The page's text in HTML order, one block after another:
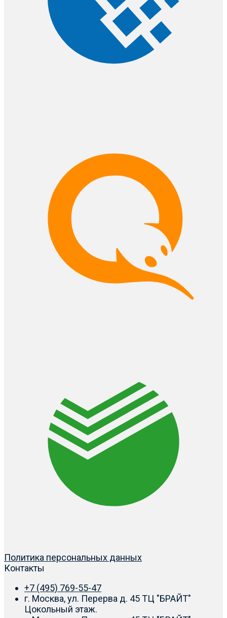
Политика персональных данных
Контакты
+7 (495) 769-55-47
г. Москва, ул. Перерва д. 45 ТЦ "БРАЙТ"
Цокольный этаж.